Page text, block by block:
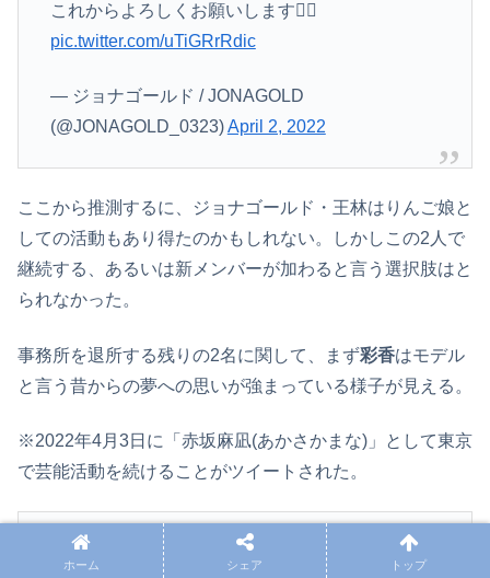
これからよろしくお願いします🙇‍♀️
pic.twitter.com/uTiGRrRdic
— ジョナゴールド / JONAGOLD
(@JONAGOLD_0323)April 2, 2022
ここから推測するに、ジョナゴールド・王林はりんご娘と
しての活動もあり得たのかもしれない。しかしこの2人で
継続する、あるいは新メンバーが加わると言う選択肢はと
られなかった。
事務所を退所する残りの2名に関して、まず彩香はモデル
と言う昔からの夢への思いが強まっている様子が見える。
※2022年4月3日に「赤坂麻凪(あかさかまな)」として東京
で芸能活動を続けることがツイートされた。
皆さんお元気ですか？
ホーム シェア トップ